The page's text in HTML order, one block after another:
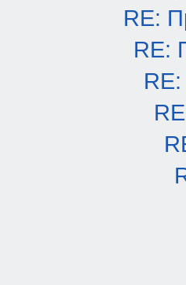
RE:
RE: